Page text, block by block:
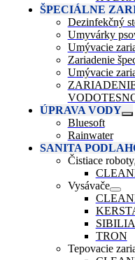
ŠPECIÁLNE
Dezinfekčný
Umyvárky
Umývacie
Zariadenie
Umývacie
ÚPRAVA VODY
Bluesoft
Rainwater
SANITA
Čistiace roboty
Vysávače
SIBILIA
TRON
Tepovacie